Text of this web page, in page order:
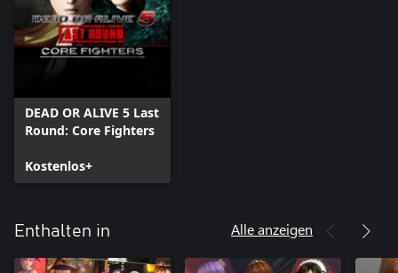
DEAD OR ALIVE 5 Last
Round: Core Fighters
Kostenlos+
Enthalten in Alle anzeigen